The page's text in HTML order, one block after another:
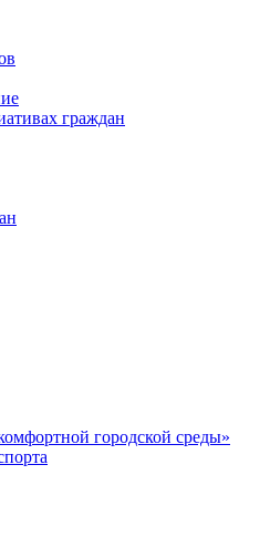
граждан
городской среды»